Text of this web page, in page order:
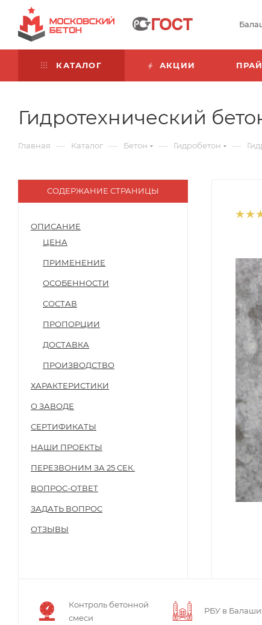
КАТАЛОГ АКЦИИ
Гидротехнический
Главная — Каталог — Бетон — Гидробетон —
СОДЕРЖАНИЕ СТРАНИЦЫ
ОПИСАНИЕ
ЦЕНА
ПРИМЕНЕНИЕ
ОСОБЕННОСТИ
СОСТАВ
ПРОПОРЦИИ
ДОСТАВКА
ПРОИЗВОДСТВО
ХАРАКТЕРИСТИКИ
О ЗАВОДЕ
СЕРТИФИКАТЫ
НАШИ ПРОЕКТЫ
ПЕРЕЗВОНИМ ЗА 25 СЕК.
ВОПРОС-ОТВЕТ
ЗАДАТЬ ВОПРОС
ОТЗЫВЫ
Контроль бетонной
смеси
РБУ в